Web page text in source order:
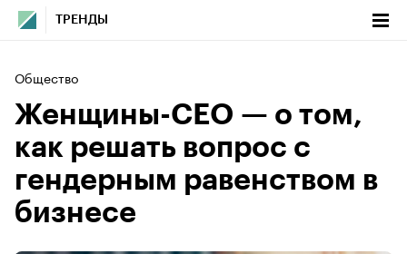
ТРЕНДЫ
Общество
Женщины-CEO — о том,
как решать вопрос с
гендерным равенством в
бизнесе